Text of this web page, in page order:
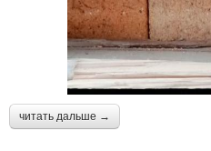
читать дальше →